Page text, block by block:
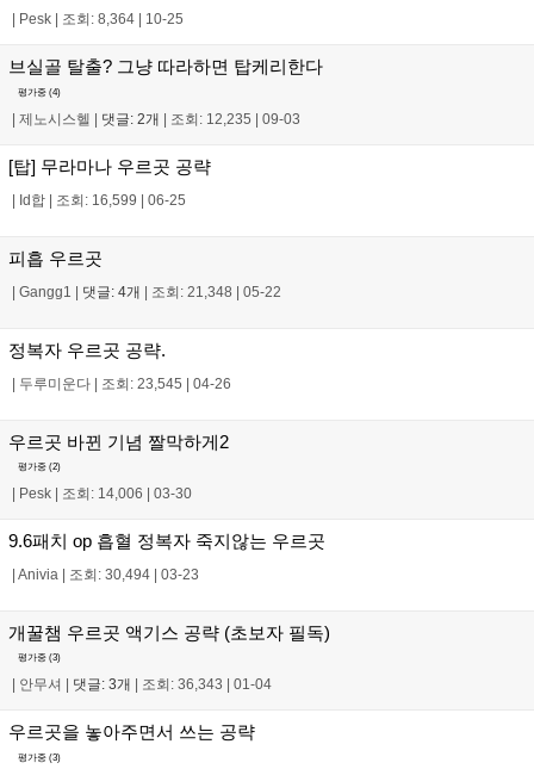
Pesk 조회: 8,364 10-25
브실골 탈출? 그냥 따라하면 탑케리한다
평가중 (4)
| 제노시스헬 | 댓글: 2개 | 조회: 12,235 | 09-03
[탑] 무라마나 우르곳 공략
| Id합 | 조회: 16,599 | 06-25
피흡 우르곳
| Gangg1 | 댓글: 4개 | 조회: 21,348 | 05-22
정복자 우르곳 공략.
| 두루미운다 | 조회: 23,545 | 04-26
우르곳 바뀐 기념 짤막하게2
평가중 (2)
Pesk 조회: 14,006 03-30
9.6패치 op 흡혈 정복자 죽지않는 우르곳
Anivia 조회: 30,494 03-23
개꿀챔 우르곳 액기스 공략 (초보자 필독)
평가중 (3)
안무셔 댓글: 3개 조회: 36,343 01-04
우르곳을 놓아주면서 쓰는 공략
평가중 (3)